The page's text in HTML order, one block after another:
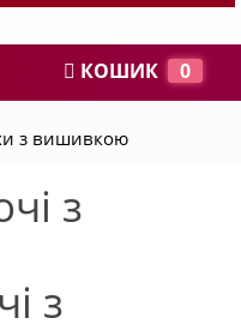
КОШИК 0
з вишивкою
з